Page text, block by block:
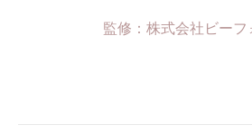
監修：株式会社ビーフ